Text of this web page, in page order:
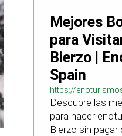
Mejores
para
Bierzo |
Spain
https://
visitar-bodegas-
Descubre las
para hacer
Bierzo sin